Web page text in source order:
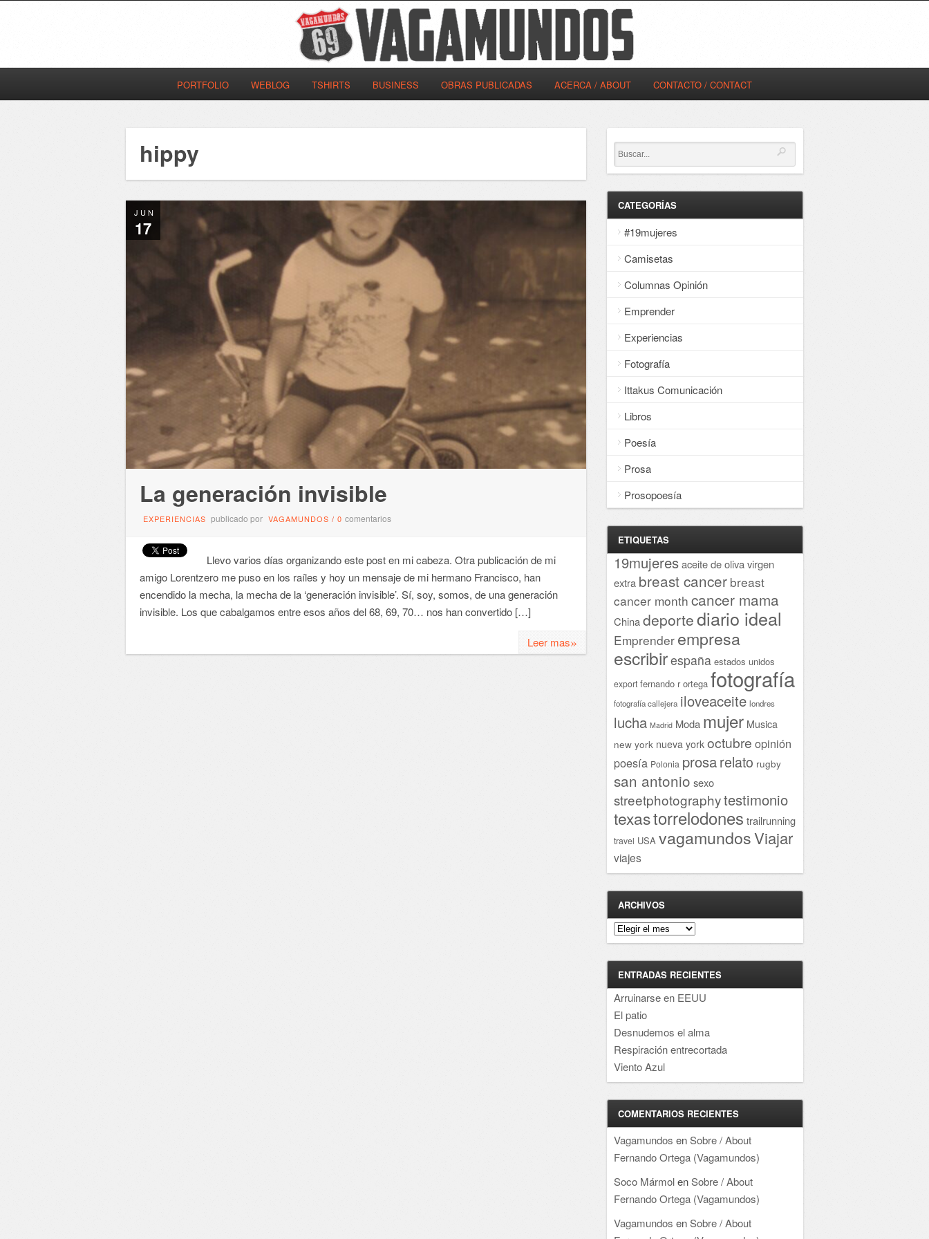
PORTFOLIO WEBLOG TSHIRTS BUSINESS OBRAS PUBLICADAS ACERCA / ABOUT CONTACTO / CONTACT
hippy
JUN
17
La generación invisible
EXPERIENCIAS publicado por VAGAMUNDOS / 0 comentarios
Llevo varios días organizando este post en mi cabeza. Otra publicación de mi
amigo Lorentzero me puso en los raíles y hoy un mensaje de mi hermano Francisco, han
encendido la mecha, la mecha de la ‘generación invisible’. Sí, soy, somos, de una generación
invisible. Los que cabalgamos entre esos años del 68, 69, 70… nos han convertido […]
Leer mas»
CATEGORÍAS
#19mujeres
Camisetas
Columnas Opinión
Emprender
Experiencias
Fotografía
Ittakus Comunicación
Libros
Poesía
Prosa
Prosopoesía
ETIQUETAS
19mujeresaceite de oliva virgen
extra breast cancer breast
cancer month cancer mama
Chinadeportediario ideal
Emprender empresa
escribirespaña estados unidos
export fernando r ortega fotografía
fotografía callejera iloveaceite londres
lucha Madrid Moda mujer Musica
new york nueva york octubre opinión
poesía Polonia prosarelato rugby
san antonio sexo
streetphotographytestimonio
texastorrelodones trailrunning
travel USA vagamundosViajar
viajes
ARCHIVOS
Archivos
ENTRADAS RECIENTES
Arruinarse en EEUU
El patio
Desnudemos el alma
Respiración entrecortada
Viento Azul
COMENTARIOS RECIENTES
Vagamundos enSobre / About
Fernando Ortega (Vagamundos)
Soco MármolenSobre / About
Fernando Ortega (Vagamundos)
Vagamundos enSobre / About